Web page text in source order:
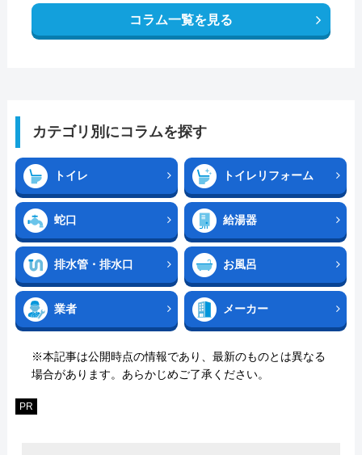
コラム一覧を見る
カテゴリ別にコラムを探す
トイレ トイレリフォーム
蛇口 給湯器
排水管・排水口 お風呂
業者 メーカー
※本記事は公開時点の情報であり、最新のものとは異なる
場合があります。あらかじめご了承ください。
PR